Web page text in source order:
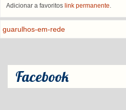
Adicionar a favoritos link permanente
guarulhos-em-rede
Facebook